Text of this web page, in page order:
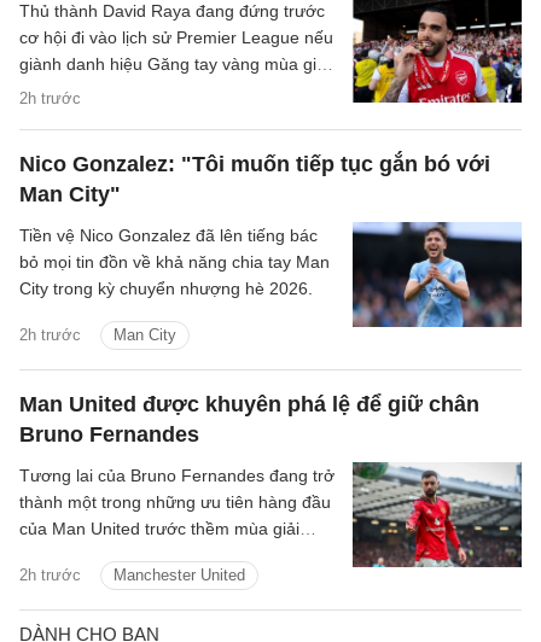
2h trước
Thủ thành David Raya đang đứng trước
cơ hội đi vào lịch sử Premier League nếu
giành danh hiệu Găng tay vàng mùa giải
2026/27.
Nico Gonzalez: "Tôi muốn tiếp tục gắn bó với
Man City"
2h trước Man City
Tiền vệ Nico Gonzalez đã lên tiếng bác
bỏ mọi tin đồn về khả năng chia tay Man
City trong kỳ chuyển nhượng hè 2026.
Man United được khuyên phá lệ để giữ chân
Bruno Fernandes
2h trước Manchester United
Tương lai của Bruno Fernandes đang trở
thành một trong những ưu tiên hàng đầu
của Man United trước thềm mùa giải